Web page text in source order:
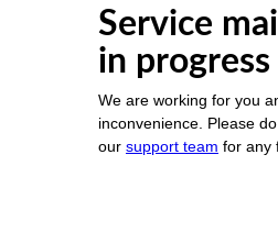
Service
in progress
We are working for you
inconvenience. Please
our support team for any